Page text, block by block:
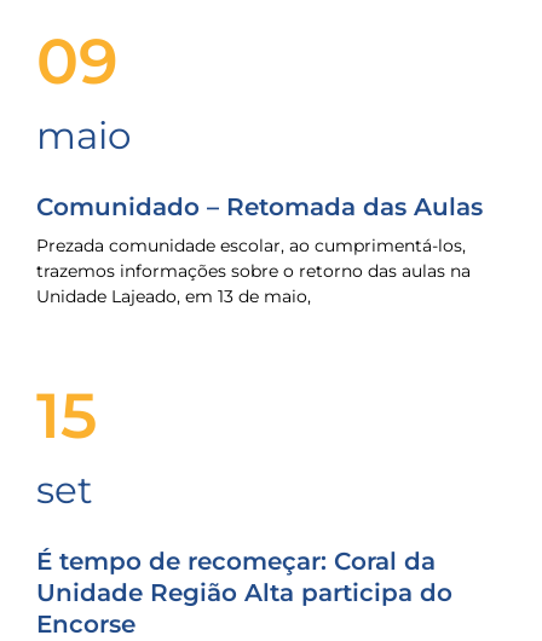
09
maio
Comunidado – Retomada das Aulas
Prezada comunidade escolar, ao cumprimentá-los,
trazemos informações sobre o retorno das aulas na
Unidade Lajeado, em 13 de maio,
15
set
É tempo de recomeçar: Coral da
Unidade Região Alta participa do
Encorse